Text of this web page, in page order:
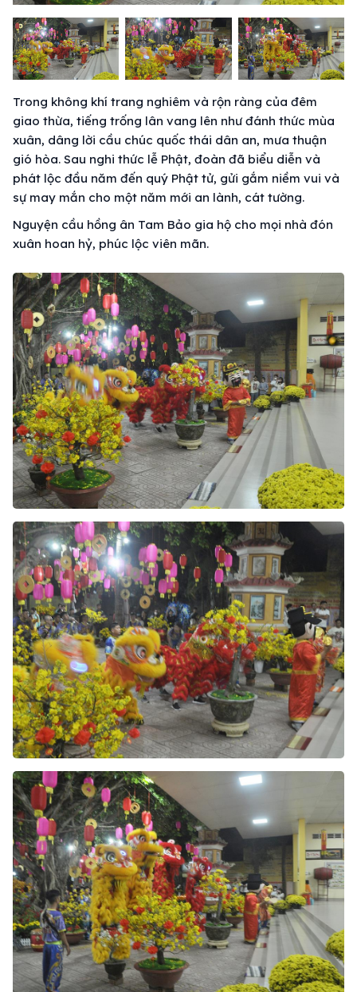
Trong không khí trang nghiêm và rộn ràng của đêm
giao thừa, tiếng trống lân vang lên như đánh thức mùa
xuân, dâng lời cầu chúc quốc thái dân an, mưa thuận
gió hòa. Sau nghi thức lễ Phật, đoàn đã biểu diễn và
phát lộc đầu năm đến quý Phật tử, gửi gắm niềm vui và
sự may mắn cho một năm mới an lành, cát tường.
Nguyện cầu hồng ân Tam Bảo gia hộ cho mọi nhà đón
xuân hoan hỷ, phúc lộc viên mãn.